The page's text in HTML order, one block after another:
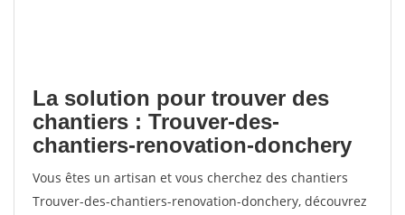
La solution pour trouver des
chantiers : Trouver-des-
chantiers-renovation-donchery
Vous êtes un artisan et vous cherchez des chantiers
Trouver-des-chantiers-renovation-donchery, découvrez